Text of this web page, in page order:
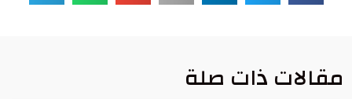
مقالات ذات صلة